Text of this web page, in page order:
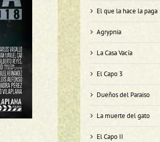
El que la hace la paga
Agrypnia
La Casa Vacía
El Capo 3
Dueños del Paraiso
La muerte del gato
El Capo II